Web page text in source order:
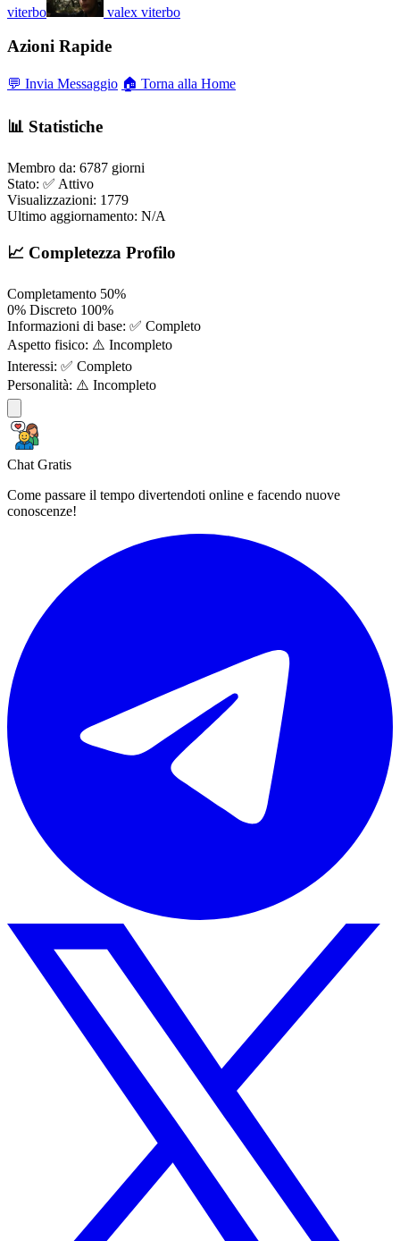
viterbo valex viterbo
Azioni Rapide
💬 Invia Messaggio 🏠 Torna alla Home
📊 Statistiche
Membro da: 6787 giorni
Stato: ✅ Attivo
Visualizzazioni: 1779
Ultimo aggiornamento: N/A
📈 Completezza Profilo
Completamento 50%
0% Discreto 100%
Informazioni di base: ✅ Completo
Aspetto fisico: ⚠️ Incompleto
Interessi: ✅ Completo
Personalità: ⚠️ Incompleto
Chat Gratis
Come passare il tempo divertendoti online e facendo nuove
conoscenze!